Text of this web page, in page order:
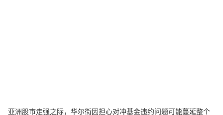
亚洲股市走强之际，华尔街因担心对冲基金违约问题可能蔓延整个